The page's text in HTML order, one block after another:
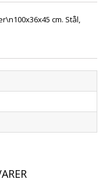
cm. Stål,